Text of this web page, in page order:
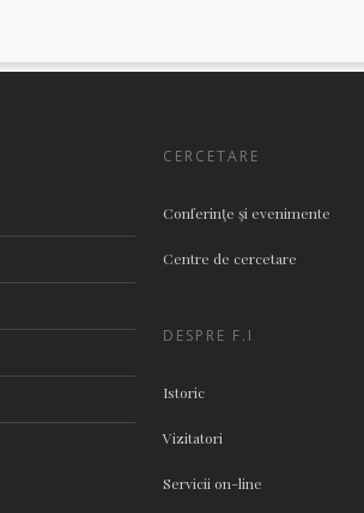
CERCETARE
Conferinţe şi evenimente
Centre de cercetare
DESPRE F.I
Istoric
Vizitatori
Servicii on-line